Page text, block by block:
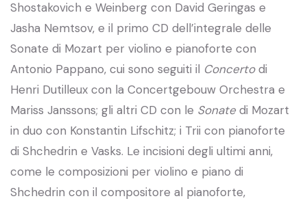
Shostakovich e Weinberg con David Geringas e
Jasha Nemtsov, e il primo CD dell’integrale delle
Sonate di Mozart per violino e pianoforte con
Antonio Pappano, cui sono seguiti il Concertodi
Henri Dutilleux con la Concertgebouw Orchestra e
Mariss Janssons; gli altri CD con le Sonatedi Mozart
in duo con Konstantin Lifschitz; i Trii con pianoforte
di Shchedrin e Vasks. Le incisioni degli ultimi anni,
come le composizioni per violino e piano di
Shchedrin con il compositore al pianoforte,